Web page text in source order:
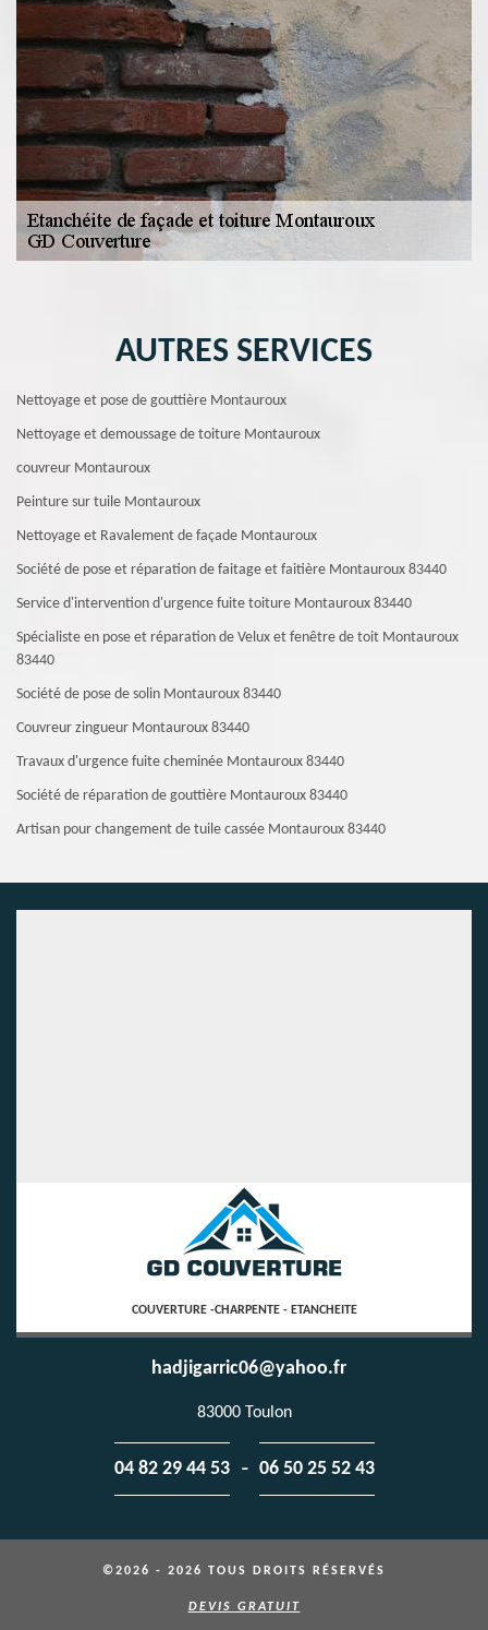
AUTRES SERVICES
Nettoyage et pose de gouttière Montauroux
Nettoyage et demoussage de toiture Montauroux
couvreur Montauroux
Peinture sur tuile Montauroux
Nettoyage et Ravalement de façade Montauroux
Société de pose et réparation de faitage et faitière Montauroux 83440
Service d'intervention d'urgence fuite toiture Montauroux 83440
Spécialiste en pose et réparation de Velux et fenêtre de toit Montauroux
83440
Société de pose de solin Montauroux 83440
Couvreur zingueur Montauroux 83440
Travaux d'urgence fuite cheminée Montauroux 83440
Société de réparation de gouttière Montauroux 83440
Artisan pour changement de tuile cassée Montauroux 83440
COUVERTURE -CHARPENTE - ETANCHEITE
hadjigarric06@yahoo.fr
83000 Toulon
04 82 29 44 53 - 06 50 25 52 43
©2026 - 2026 TOUS DROITS RÉSERVÉS
DEVIS GRATUIT